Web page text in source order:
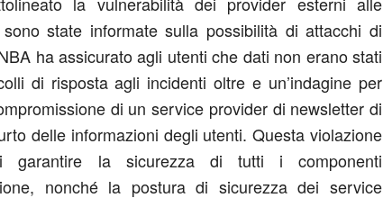
state informate sulla possibilità di attacchi di
ha assicurato agli utenti che dati non erano stati
di risposta agli incidenti oltre e un’indagine per
di un service provider di newsletter di
delle informazioni degli utenti. Questa violazione
garantire la sicurezza di tutti i componenti
nonché la postura di sicurezza dei service